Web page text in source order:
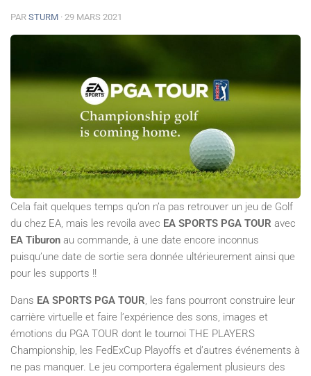
PAR STURM · 29 MARS 2021
Cela fait quelques temps qu’on n’a pas retrouver un jeu de Golf
du chez EA, mais les revoila avec EA SPORTS PGA TOUR avec
EA Tiburon au commande, à une date encore inconnus
puisqu’une date de sortie sera donnée ultérieurement ainsi que
pour les supports !!
Dans EA SPORTS PGA TOUR , les fans pourront construire leur
carrière virtuelle et faire l’expérience des sons, images et
émotions du PGA TOUR dont le tournoi THE PLAYERS
Championship, les FedExCup Playoffs et d’autres événements à
ne pas manquer. Le jeu comportera également plusieurs des